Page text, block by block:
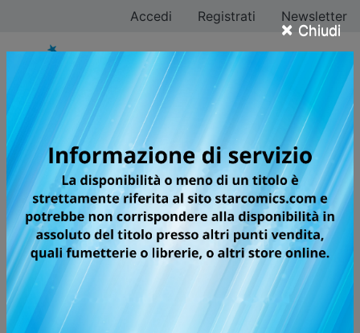
× Chiudi
Accedi Registrati Newsletter
Tutti i fumetti della
categoria Manga /
Seinen